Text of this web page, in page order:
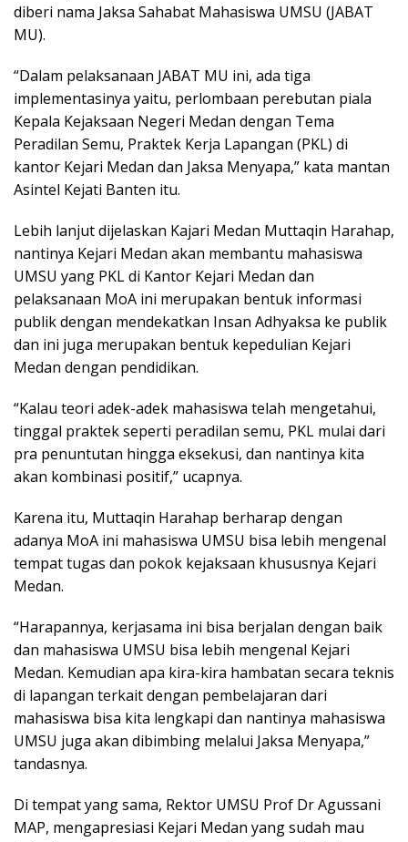
diberi nama Jaksa Sahabat Mahasiswa UMSU (JABAT
MU).
“Dalam pelaksanaan JABAT MU ini, ada tiga
implementasinya yaitu, perlombaan perebutan piala
Kepala Kejaksaan Negeri Medan dengan Tema
Peradilan Semu, Praktek Kerja Lapangan (PKL) di
kantor Kejari Medan dan Jaksa Menyapa,” kata mantan
Asintel Kejati Banten itu.
Lebih lanjut dijelaskan Kajari Medan Muttaqin Harahap,
nantinya Kejari Medan akan membantu mahasiswa
UMSU yang PKL di Kantor Kejari Medan dan
pelaksanaan MoA ini merupakan bentuk informasi
publik dengan mendekatkan Insan Adhyaksa ke publik
dan ini juga merupakan bentuk kepedulian Kejari
Medan dengan pendidikan.
“Kalau teori adek-adek mahasiswa telah mengetahui,
tinggal praktek seperti peradilan semu, PKL mulai dari
pra penuntutan hingga eksekusi, dan nantinya kita
akan kombinasi positif,” ucapnya.
Karena itu, Muttaqin Harahap berharap dengan
adanya MoA ini mahasiswa UMSU bisa lebih mengenal
tempat tugas dan pokok kejaksaan khususnya Kejari
Medan.
“Harapannya, kerjasama ini bisa berjalan dengan baik
dan mahasiswa UMSU bisa lebih mengenal Kejari
Medan. Kemudian apa kira-kira hambatan secara teknis
di lapangan terkait dengan pembelajaran dari
mahasiswa bisa kita lengkapi dan nantinya mahasiswa
UMSU juga akan dibimbing melalui Jaksa Menyapa,”
tandasnya.
Di tempat yang sama, Rektor UMSU Prof Dr Agussani
MAP, mengapresiasi Kejari Medan yang sudah mau